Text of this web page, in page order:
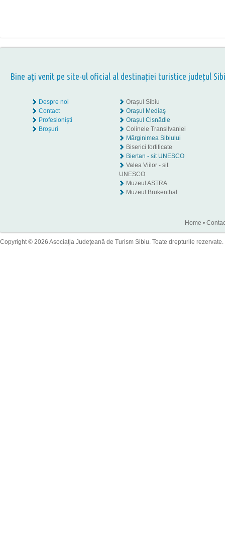
Bine aţi venit pe site-ul oficial al destinației turistice județul
Despre noi
Contact
Profesionişti
Broşuri
Oraşul Sibiu
Oraşul Mediaş
Oraşul Cisnădie
Colinele Transilvaniei
Mărginimea Sibiului
Biserici fortificate
Biertan - sit UNESCO
Valea Viilor - sit
UNESCO
Muzeul ASTRA
Muzeul Brukenthal
Home •
Copyright © 2026 Asociaţia Judeţeană de Turism Sibiu. Toate drepturile rezervate.